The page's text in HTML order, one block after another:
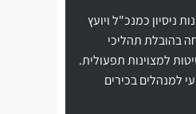
יותר מ-30 שנות ניסיון כמנכ"ל ויועץ
בהובלת תהליכי
למצוינות תפעולית.
למנהלים בכירים